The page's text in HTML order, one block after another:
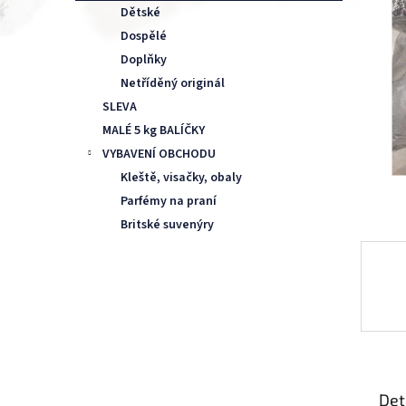
Dětské
Dospělé
Doplňky
Netříděný originál
SLEVA
MALÉ 5 kg BALÍČKY
VYBAVENÍ OBCHODU
Kleště, visačky, obaly
Parfémy na praní
Britské suvenýry